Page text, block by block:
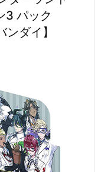
3 パック
ダイ】